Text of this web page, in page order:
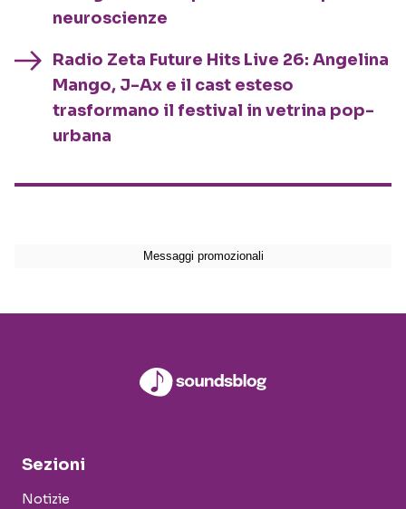
neuroscienze
Radio Zeta Future Hits Live 26: Angelina
Mango, J-Ax e il cast esteso
trasformano il festival in vetrina pop-
urbana
Sezioni
Notizie